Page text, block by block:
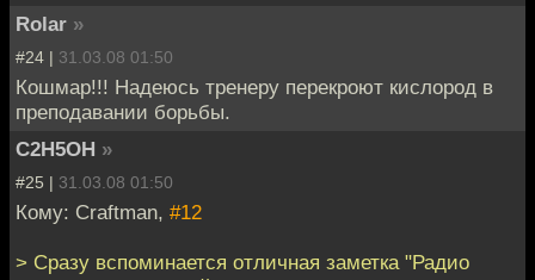
Rolar »
#24 | 31.03.08 01:50
Кошмар!!! Надеюсь тренеру перекроют кислород в
преподавании борьбы.
C2H5OH »
#25 | 31.03.08 01:50
Кому: Craftman, #12
> Сразу вспоминается отличная заметка "Радио